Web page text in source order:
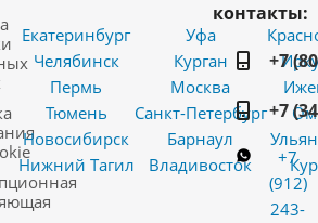
Екатеринбург
Челябинск
Пермь
Тюмень
Новосибирск
Нижний Тагил
Уфа
Курган
Москва
Санкт-Петербург
Барнаул
Владивосток
контакты:
+7
+7
+7
(912)
243-